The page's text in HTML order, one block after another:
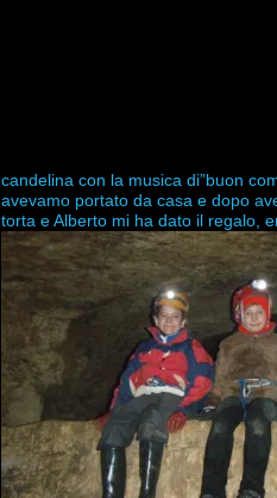
candelina con la musica di”buon
avevamo portato da casa e dopo
torta e Alberto mi ha dato il regalo,